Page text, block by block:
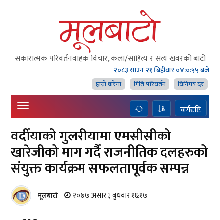
सकारात्मक परिवर्तनवाहक विचार, कला/साहित्य र सत्य खवरको बाटाे
२०८३ साउन २१ बिहीवार०४:०:५७ बजे
हाम्राे बारेमा
मिति परिवर्तन विनिमय दर
वर्गदृष्टि
वर्दीयाको गुलरीयामा एमसीसीको
खारेजीको माग गर्दै राजनीतिक दलहरुको
संयुक्त कार्यक्रम सफलतापूर्वक सम्पन्न
मूलबाटाे २०७७ असार ३ बुधवार १६:१७